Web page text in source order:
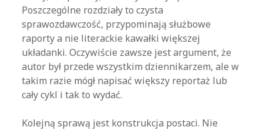
Poszczególne rozdziały to czysta
sprawozdawczość, przypominają służbowe
raporty a nie literackie kawałki większej
układanki. Oczywiście zawsze jest argument, że
autor był przede wszystkim dziennikarzem, ale w
takim razie mógł napisać większy reportaż lub
cały cykl i tak to wydać.
Kolejną sprawą jest konstrukcja postaci. Nie